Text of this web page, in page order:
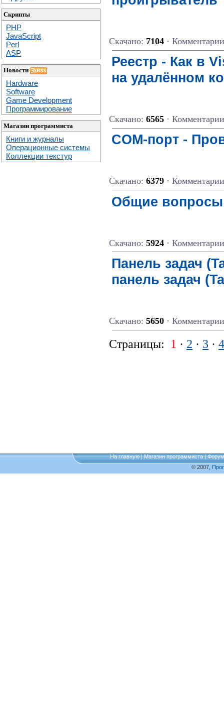
Скрипты
PHP
JavaScript
Perl
ASP
Новости
Hardware
Software
Game Development
Программирование
Магазин программиста
Книги и журналы
Операционные системы
Коллекции текстур
Скачано: 7104 ·
Реестр - Как в
на удалённом
Скачано: 6565 ·
COM-порт -
Скачано: 6379 ·
Общие
Скачано: 5924 ·
Панель задач
панель задач
Скачано: 5650 ·
Страницы: 1 · 2 · 3 · 4
На главную|Магазин программиста|Форум
© 2007,